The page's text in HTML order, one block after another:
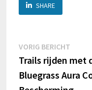
SHARE
VORIG BERICHTVorig
Trails rijden met
Bluegrass Aura